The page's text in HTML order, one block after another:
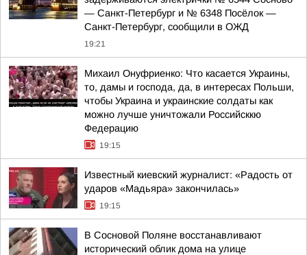
— Санкт-Петербург и № 6348 Посёлок —
Санкт-Петербург, сообщили в ОЖД
19:21
Михаил Онуфриенко: Что касается Украины,
то, дамы и господа, да, в интересах Польши,
чтобы Украина и украинские солдаты как
можно лучше уничтожали Российсккю
Федерацию
19:15
Известный киевский журналист: «Радость от
ударов «Мадьяра» закончилась»
19:15
В Сосновой Поляне восстанавливают
исторический облик дома на улице